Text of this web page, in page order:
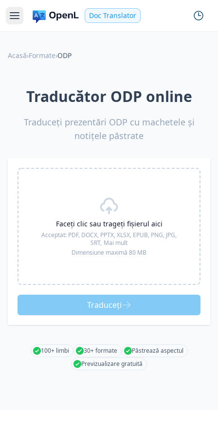
Doc Translator
Acasă›Formate›ODP
Traducător ODP online
Traduceți prezentări ODP cu machetele și
notițele păstrate
Faceți clic sau trageți fișierul aici
Acceptat: PDF, DOCX, PPTX, XLSX, EPUB, PNG, JPG,
SRT, Mai mult
Dimensiune maximă 80 MB
Traduceți
100+ limbi 30+ formate
Păstrează aspectul
Previzualizare gratuită